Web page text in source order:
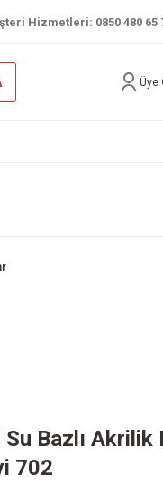
Hizmetleri: 0850 480 65
Üye
Bazlı Akrilik
702